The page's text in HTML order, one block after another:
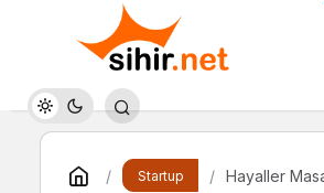
Startup Hayaller